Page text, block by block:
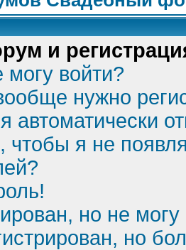
и
войти?
нужно
автоматически
чтобы я не
но не могу
но